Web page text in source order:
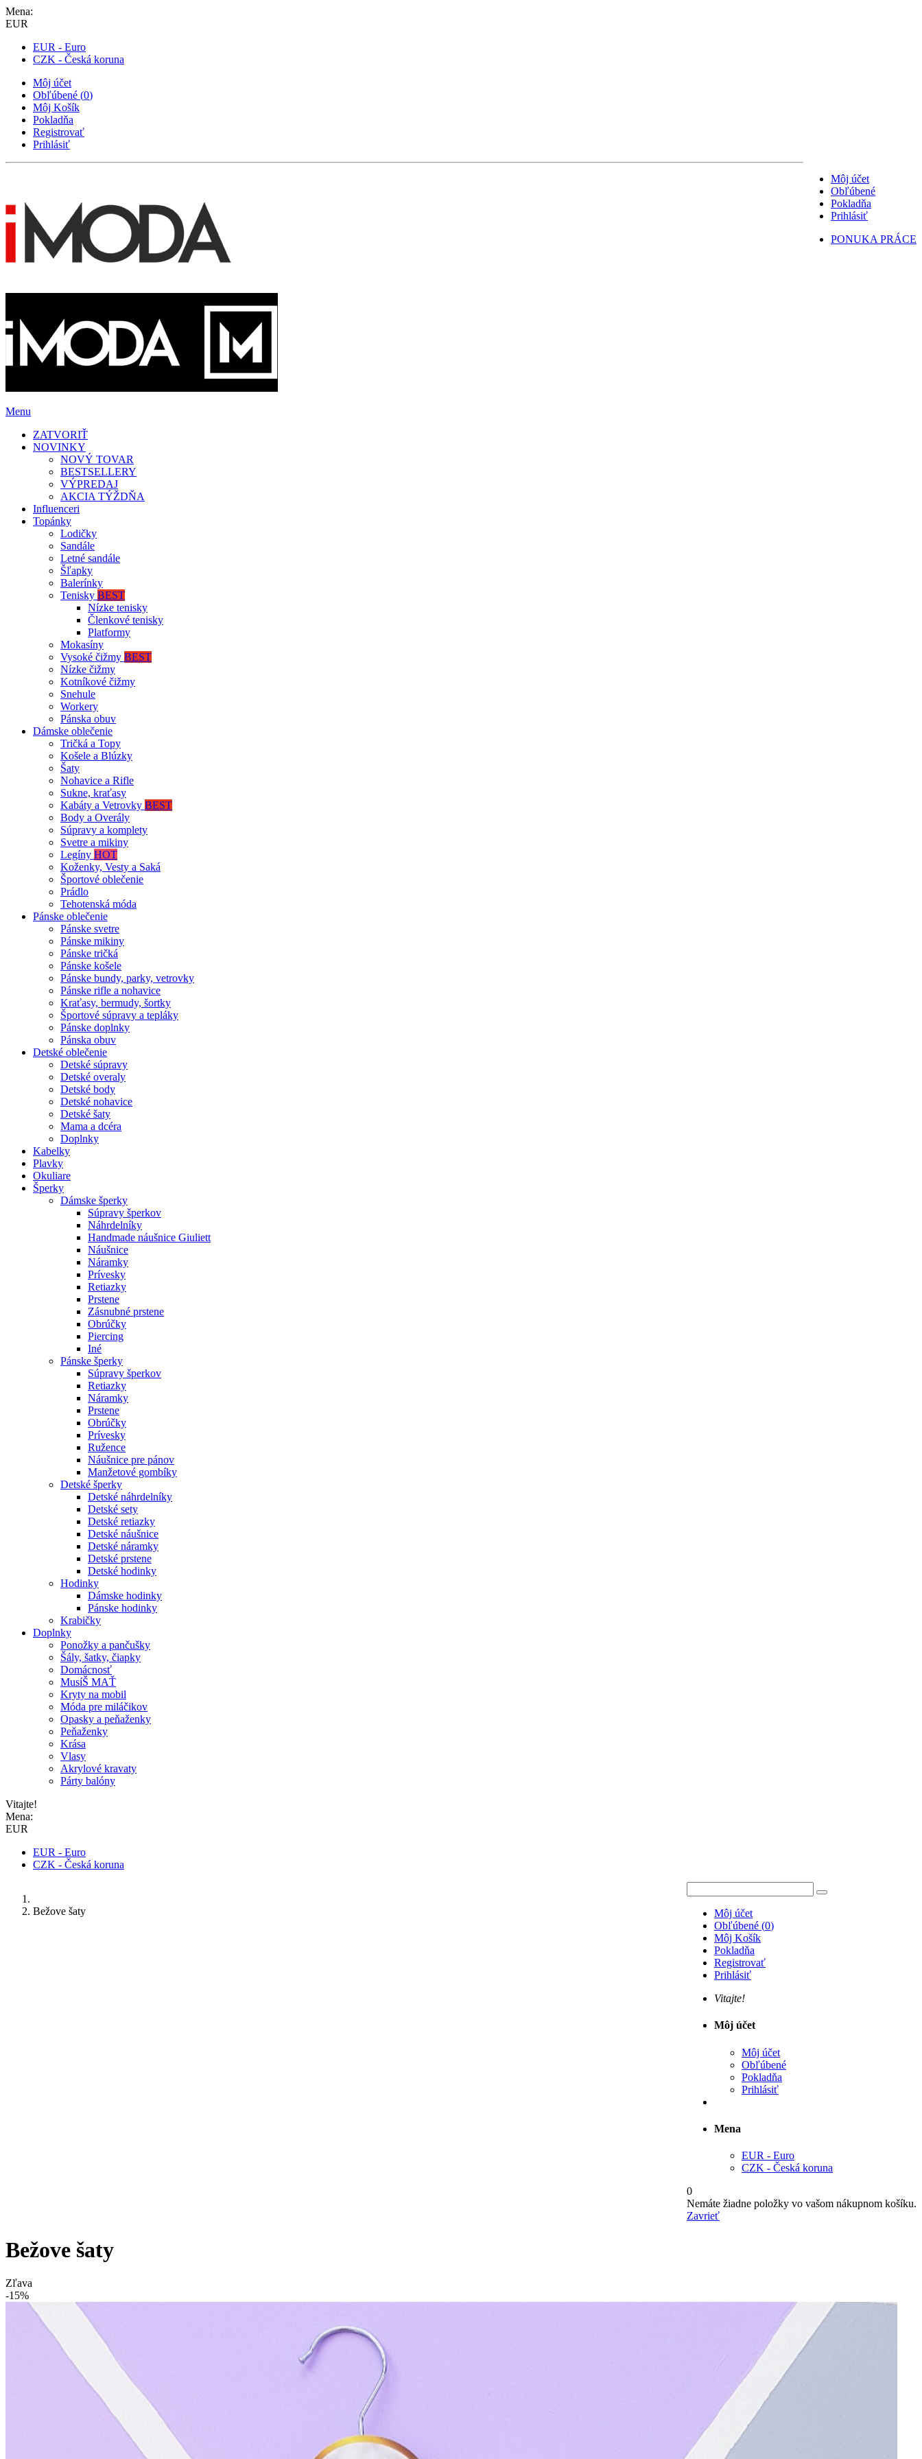
Mena:
EUR
EUR - Euro
CZK - Česká koruna
Môj účet
Obľúbené (0)
Môj Košík
Pokladňa
Registrovať
Prihlásiť
Môj účet
Obľúbené
Pokladňa
Prihlásiť
PONUKA PRÁCE
Menu
ZATVORIŤ
NOVINKY
NOVÝ TOVAR
BESTSELLERY
VÝPREDAJ
AKCIA TÝŽDŇA
Influenceri
Topánky
Lodičky
Sandále
Letné sandále
Šľapky
Balerínky
Tenisky BEST
Nízke tenisky
Členkové tenisky
Platformy
Mokasíny
Vysoké čižmy BEST
Nízke čižmy
Kotníkové čižmy
Snehule
Workery
Pánska obuv
Dámske oblečenie
Tričká a Topy
Košele a Blúzky
Šaty
Nohavice a Rifle
Sukne, kraťasy
Kabáty a Vetrovky BEST
Body a Overály
Súpravy a komplety
Svetre a mikiny
Legíny HOT
Koženky, Vesty a Saká
Športové oblečenie
Prádlo
Tehotenská móda
Pánske oblečenie
Pánske svetre
Pánske mikiny
Pánske tričká
Pánske košele
Pánske bundy, parky, vetrovky
Pánske rifle a nohavice
Kraťasy, bermudy, šortky
Športové súpravy a tepláky
Pánske doplnky
Pánska obuv
Detské oblečenie
Detské súpravy
Detské overaly
Detské body
Detské nohavice
Detské šaty
Mama a dcéra
Doplnky
Kabelky
Plavky
Okuliare
Šperky
Dámske šperky
Súpravy šperkov
Náhrdelníky
Handmade náušnice Giuliett
Náušnice
Náramky
Prívesky
Retiazky
Prstene
Zásnubné prstene
Obrúčky
Piercing
Iné
Pánske šperky
Súpravy šperkov
Retiazky
Náramky
Prstene
Obrúčky
Prívesky
Ružence
Náušnice pre pánov
Manžetové gombíky
Detské šperky
Detské náhrdelníky
Detské sety
Detské retiazky
Detské náušnice
Detské náramky
Detské prstene
Detské hodinky
Hodinky
Dámske hodinky
Pánske hodinky
Krabičky
Doplnky
Ponožky a pančušky
Šály, šatky, čiapky
Domácnosť
MusíŠ MAŤ
Kryty na mobil
Móda pre miláčikov
Opasky a peňaženky
Peňaženky
Krása
Vlasy
Akrylové kravaty
Párty balóny
Vitajte!
Mena:
EUR
EUR - Euro
CZK - Česká koruna
Môj účet
Obľúbené (0)
Môj Košík
Pokladňa
Registrovať
Prihlásiť
Vitajte!
Môj účet
Môj účet
Obľúbené
Pokladňa
Prihlásiť
Mena
EUR - Euro
CZK - Česká koruna
0
Nemáte žiadne položky vo vašom nákupnom košíku.
Zavrieť
Bežove šaty
Bežove šaty
Zľava
-15%